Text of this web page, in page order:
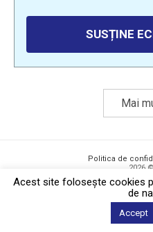
SUSȚINE
Mai
Politica de
2026
Acest site foloseşte cookies
de
Accept